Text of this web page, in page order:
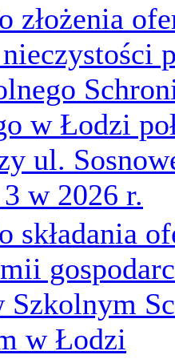
złożenia
w Łodzi
ul.
w 2026 r.
składania
Szkolnym
w Łodzi